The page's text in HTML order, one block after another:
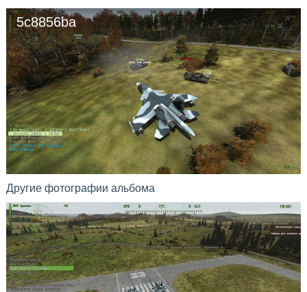
5c8856ba
Другие фотографии альбома